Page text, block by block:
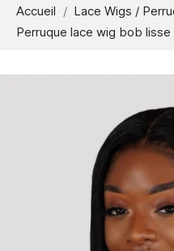
offerte dès
Accueil Lace Wigs /
Perruque lace wig bob